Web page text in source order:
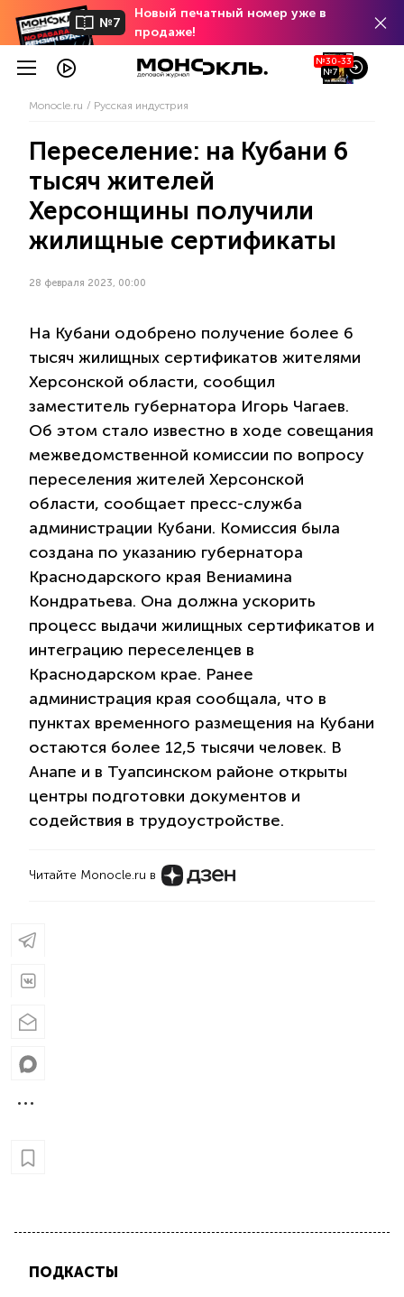
№7
Новый печатный номер уже в
продаже!
№30-33
№7
Monocle.ru Русская индустрия
Переселение: на Кубани 6
тысяч жителей
Херсонщины получили
жилищные сертификаты
28 февраля 2023, 00:00
На Кубани одобрено получение более 6
тысяч жилищных сертификатов жителями
Херсонской области, сообщил
заместитель губернатора Игорь Чагаев.
Об этом стало известно в ходе совещания
межведомственной комиссии по вопросу
переселения жителей Херсонской
области, сообщает пресс-служба
администрации Кубани. Комиссия была
создана по указанию губернатора
Краснодарского края Вениамина
Кондратьева. Она должна ускорить
процесс выдачи жилищных сертификатов и
интеграцию переселенцев в
Краснодарском крае. Ранее
администрация края сообщала, что в
пунктах временного размещения на Кубани
остаются более 12,5 тысячи человек. В
Анапе и в Туапсинском районе открыты
центры подготовки документов и
содействия в трудоустройстве.
Читайте Monocle.ru в
ПОДКАСТЫ